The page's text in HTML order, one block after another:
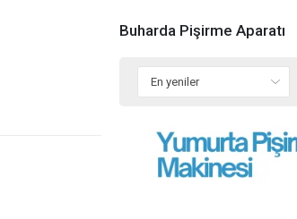
Buharda Pişirme Aparatı